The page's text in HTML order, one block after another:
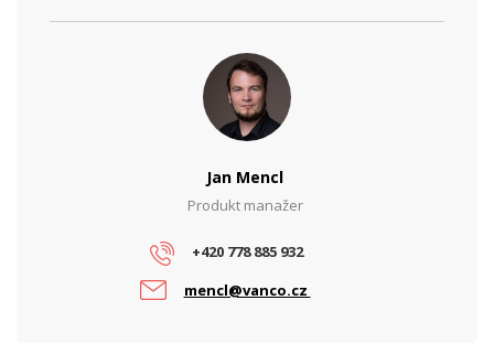
Jan Mencl
Produkt manažer
+420 778 885 932
mencl@vanco.cz